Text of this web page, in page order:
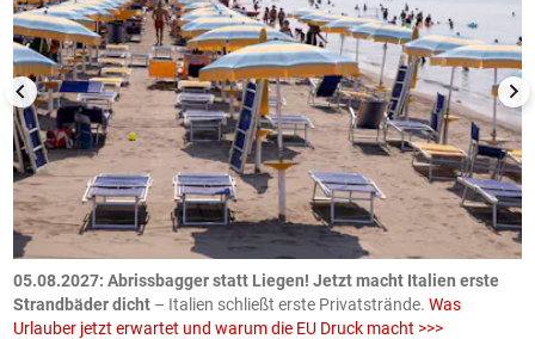
05.08.2027: Abrissbagger statt Liegen! Jetzt macht Italien erste
Strandbäder dicht – Italien schließt erste Privatstrände. Was
Urlauber jetzt erwartet und warum die EU Druck macht >>>